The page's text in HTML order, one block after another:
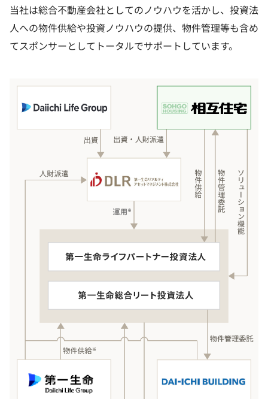
当社は総合不動産会社としてのノウハウを活かし、投資法
人への物件供給や投資ノウハウの提供、物件管理等も含め
てスポンサーとしてトータルでサポートしています。